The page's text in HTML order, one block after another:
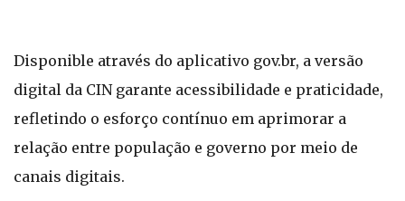
Disponible através do aplicativo gov.br, a versão
digital da CIN garante acessibilidade e praticidade,
refletindo o esforço contínuo em aprimorar a
relação entre população e governo por meio de
canais digitais.